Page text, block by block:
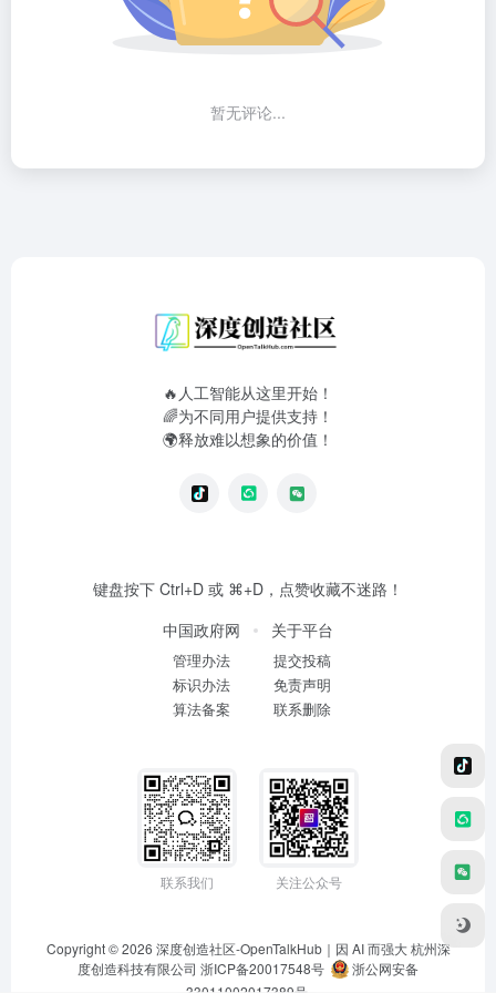
暂无评论...
🔥人工智能从这里开始！
🌈为不同用户提供支持！
🌍释放难以想象的价值！
键盘按下 Ctrl+D 或 ⌘+D，点赞收藏不迷路！
中国政府网
管理办法
标识办法
算法备案
关于平台
提交投稿
免责声明
联系删除
联系我们 关注公众号
Copyright © 2026 深度创造社区-OpenTalkHub｜因 AI 而强大 杭州深
度创造科技有限公司 浙ICP备20017548号
浙公网安备